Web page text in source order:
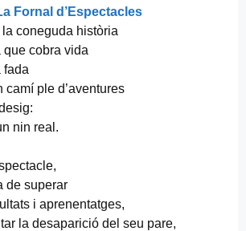
Fornal d’Espectacles
coneguda història
que cobra vida
fada
camí ple d’aventures
nin real.
de superar
i aprenentatges,
la desaparició del seu pare,